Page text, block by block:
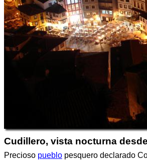
Cudillero, vista nocturna
Precioso pueblo pesquero declarado